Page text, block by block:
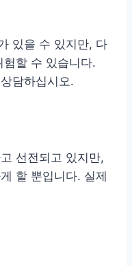
있을 수 있지만, 다
할 수 있습니다.
담하십시오.
선전되고 있지만,
할 뿐입니다. 실제